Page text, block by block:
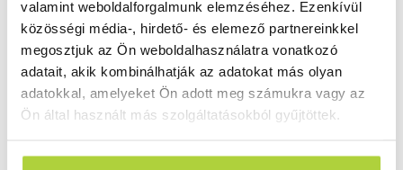
valamint weboldalforgalmunk elemzéséhez. Ezenkívül
közösségi média-, hirdető- és elemező partnereinkkel
megosztjuk az Ön weboldalhasználatra vonatkozó
adatait, akik kombinálhatják az adatokat más olyan
adatokkal, amelyeket Ön adott meg számukra vagy az
Ön által használt más szolgáltatásokból gyűjtöttek.